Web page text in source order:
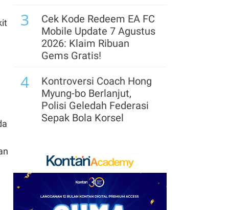
Perpres Terkait Ojek
Online Akan Terbit
Sebelum 17 Agustus
2026
8
Siap-Siap! Rumah
Kontrakan & Sewa
Properti Akan Kena
Pajak Mulai Tahun 2027
Diproyeksi Melebar,
Target Anggaran Netral
Makin Berat
10
Astrindo Nusantara
3
Cek Kode Redeem EA FC
Mobile Update 7 Agustus
2026: Klaim Ribuan
Gems Gratis!
4
Kontroversi Coach Hong
Myung-bo Berlanjut,
Polisi Geledah Federasi
Sepak Bola Korsel
Treasuri 9,63 Miliar, Cek
Profil Emiten DSSA
hingga Kinerjanya
Arsenal Perpanjang